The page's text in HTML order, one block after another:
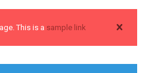
This is a sample link